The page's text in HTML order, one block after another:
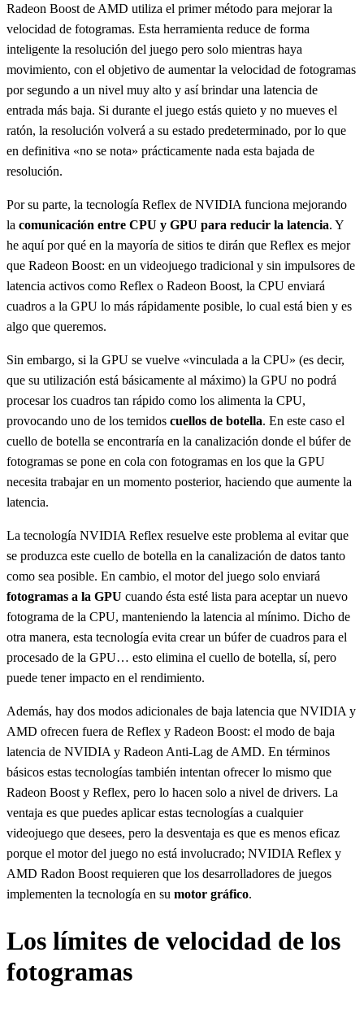
Radeon Boost de AMD utiliza el primer método para mejorar la
velocidad de fotogramas. Esta herramienta reduce de forma
inteligente la resolución del juego pero solo mientras haya
movimiento, con el objetivo de aumentar la velocidad de fotogramas
por segundo a un nivel muy alto y así brindar una latencia de
entrada más baja. Si durante el juego estás quieto y no mueves el
ratón, la resolución volverá a su estado predeterminado, por lo que
en definitiva «no se nota» prácticamente nada esta bajada de
resolución.
Por su parte, la tecnología Reflex de NVIDIA funciona mejorando
la comunicación entre CPU y GPU para reducir la latencia. Y
he aquí por qué en la mayoría de sitios te dirán que Reflex es mejor
que Radeon Boost: en un videojuego tradicional y sin impulsores de
latencia activos como Reflex o Radeon Boost, la CPU enviará
cuadros a la GPU lo más rápidamente posible, lo cual está bien y es
algo que queremos.
Sin embargo, si la GPU se vuelve «vinculada a la CPU» (es decir,
que su utilización está básicamente al máximo) la GPU no podrá
procesar los cuadros tan rápido como los alimenta la CPU,
provocando uno de los temidos cuellos de botella. En este caso el
cuello de botella se encontraría en la canalización donde el búfer de
fotogramas se pone en cola con fotogramas en los que la GPU
necesita trabajar en un momento posterior, haciendo que aumente la
latencia.
La tecnología NVIDIA Reflex resuelve este problema al evitar que
se produzca este cuello de botella en la canalización de datos tanto
como sea posible. En cambio, el motor del juego solo enviará
fotogramas a la GPU cuando ésta esté lista para aceptar un nuevo
fotograma de la CPU, manteniendo la latencia al mínimo. Dicho de
otra manera, esta tecnología evita crear un búfer de cuadros para el
procesado de la GPU… esto elimina el cuello de botella, sí, pero
puede tener impacto en el rendimiento.
Además, hay dos modos adicionales de baja latencia que NVIDIA y
AMD ofrecen fuera de Reflex y Radeon Boost: el modo de baja
latencia de NVIDIA y Radeon Anti-Lag de AMD. En términos
básicos estas tecnologías también intentan ofrecer lo mismo que
Radeon Boost y Reflex, pero lo hacen solo a nivel de drivers. La
ventaja es que puedes aplicar estas tecnologías a cualquier
videojuego que desees, pero la desventaja es que es menos eficaz
porque el motor del juego no está involucrado; NVIDIA Reflex y
AMD Radon Boost requieren que los desarrolladores de juegos
implementen la tecnología en su motor gráfico.
Los límites de velocidad de los
fotogramas